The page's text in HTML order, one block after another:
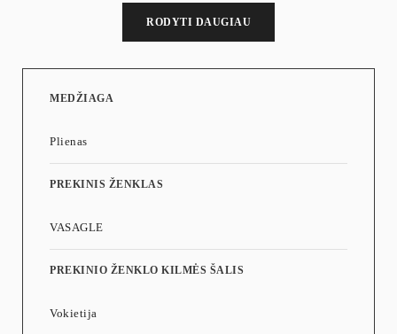
galite lengvai surinkti šį dvigulės lovos rėmą.
Pagalvėlės sumažina triukšmą ir apsaugo grindis nuo įbrėžimų
Maks. statinė apkrova vienai atraminei sijai: 140 kg
RODYTI DAUGIAU
MEDŽIAGA
Plienas
PREKINIS ŽENKLAS
VASAGLE
PREKINIO ŽENKLO KILMĖS ŠALIS
Vokietija